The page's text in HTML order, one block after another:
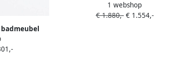
badmeubel
Wastafel
kleur
onderkast Smag 4 lades. Wastafel
MOON dubbel 2 kraangaten kleur Talc.
1 webshop
€ 1.880,-€ 1.554,-